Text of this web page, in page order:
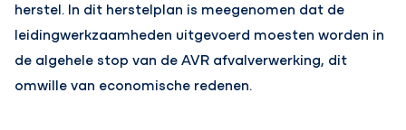
herstel. In dit herstelplan is meegenomen dat de
leidingwerkzaamheden uitgevoerd moesten worden in
de algehele stop van de AVR afvalverwerking, dit
omwille van economische redenen.